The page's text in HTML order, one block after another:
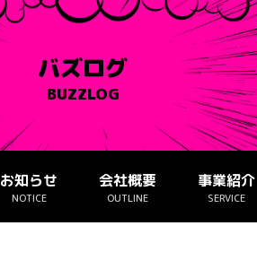
バズログ
BUZZLOG
お知らせ
NOTICE
会社概要
OUTLINE
事業紹介
SERVICE